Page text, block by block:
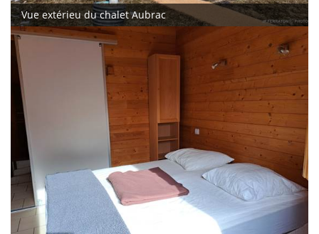
Vue extérieu du chalet Aubrac